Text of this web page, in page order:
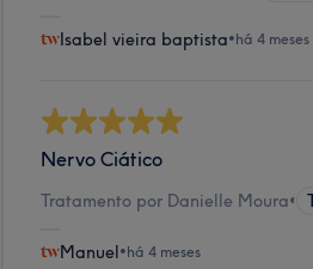
Isabel vieira baptista•há 4 meses
Nervo Ciático
Tratamento por Danielle Moura•
Manuel•há 4 meses